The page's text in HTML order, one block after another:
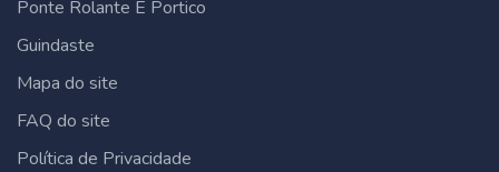
Ponte Rolante E Portico
Guindaste
Mapa do site
FAQ do site
Política de Privacidade